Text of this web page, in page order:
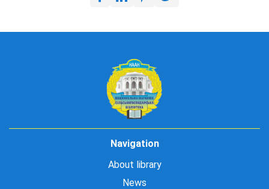
Navigation
About library
News